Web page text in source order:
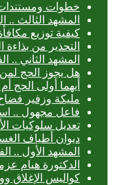
خطوات ومستندات استخراج
المشهد الثالث
كيفية توزيع
التحذير من
المشهد الثاني
هل يجوز الحج لمن
أيهما أولى الحج
مليكة وزفير
فاعل مجهول ..
تعديل سلوكيات
ديوان أطياف
المشهد الأول ..
الدكتورة هيام
كواليس الإغلاق